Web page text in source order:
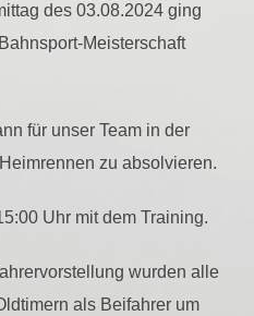
des 03.08.2024 ging
Meisterschaft
für unser Team in der
zu absolvieren.
Uhr mit dem Training.
wurden alle
als Beifahrer um